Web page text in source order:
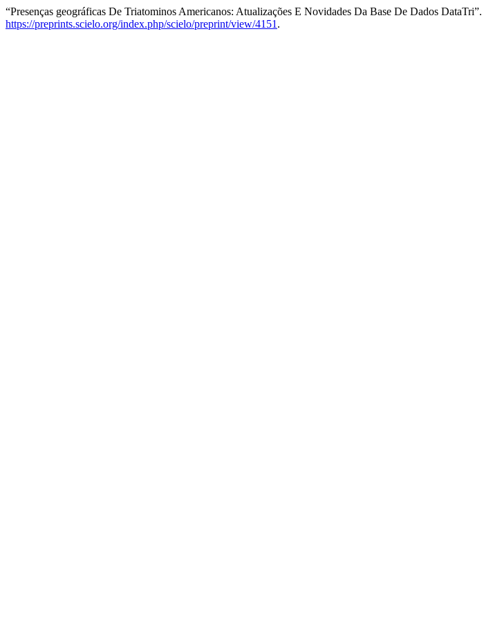
“Presenças geográficas De Triatominos Americanos: Atualizações E Novidades Da Base De Dados DataTri”.
https://preprints.scielo.org/index.php/scielo/preprint/view/4151 .